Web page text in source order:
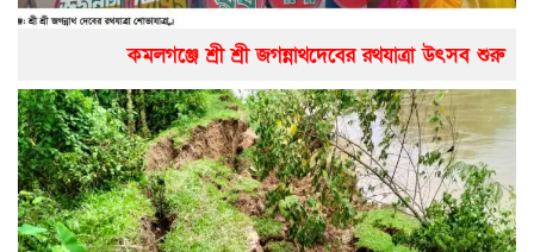
কমলগঞ্জে শ্রী শ্রী জগন্নাথদেবের রথযাত্রা উৎসব শুরু